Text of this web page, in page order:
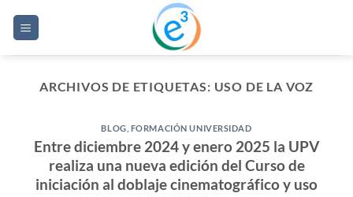
ARCHIVOS DE ETIQUETAS: USO DE LA VOZ
BLOG FORMACIÓN UNIVERSIDAD
Entre diciembre 2024 y enero 2025 la UPV
realiza una nueva edición del Curso de
iniciación al doblaje cinematográfico y uso